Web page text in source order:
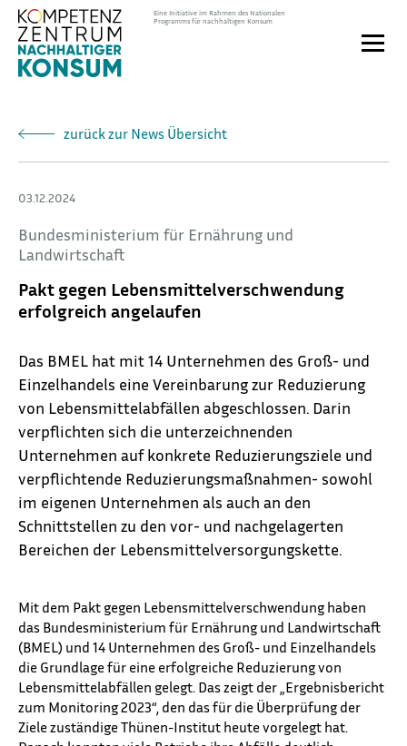
Direkt
zum
Inhalt
Eine Initiative im Rahmen des Nationalen
Programms für nachhaltigen Konsum
Toggle
zurück zur News Übersicht
03.12.2024
Bundesministerium für Ernährung und
Landwirtschaft
Pakt gegen Lebensmittelverschwendung
erfolgreich angelaufen
Das BMEL hat mit 14 Unternehmen des Groß- und
Einzelhandels eine Vereinbarung zur Reduzierung
von Lebensmittelabfällen abgeschlossen. Darin
verpflichten sich die unterzeichnenden
Unternehmen auf konkrete Reduzierungsziele und
verpflichtende Reduzierungsmaßnahmen- sowohl
im eigenen Unternehmen als auch an den
Schnittstellen zu den vor- und nachgelagerten
Bereichen der Lebensmittelversorgungskette.
Mit dem Pakt gegen Lebensmittelverschwendung haben
das Bundesministerium für Ernährung und Landwirtschaft
(BMEL) und 14 Unternehmen des Groß- und Einzelhandels
die Grundlage für eine erfolgreiche Reduzierung von
Lebensmittelabfällen gelegt. Das zeigt der „Ergebnisbericht
zum Monitoring 2023“, den das für die Überprüfung der
Ziele zuständige Thünen-Institut heute vorgelegt hat.